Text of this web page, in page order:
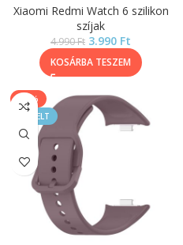
Xiaomi Redmi Watch 6 szilikon
szíjak
4.990Ft 3.990 Ft
KOSÁRBA TESZEM
-20%
KIEMELT